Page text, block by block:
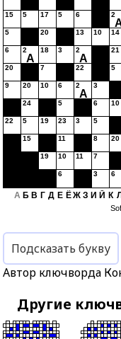
15 5 17 5 6 2
5 20 13 10 14
6 2
А
18 3 2
А
21
20 7 22 5
9 20 10 6 2
А
3
24 5 6 10
22 5 19 23 3 5
15 11 8 20
19 10 11 7
6 3 6
А Б В Г Д Е ЁЖ З И Й К Л
Подсказать букву
Автор ключворда
Другие